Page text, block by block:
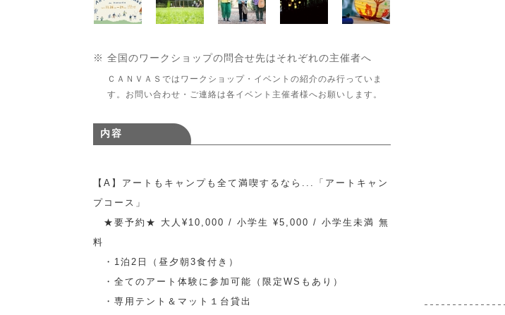
※ 全国のワークショップの問合せ先はそれぞれの主催者へ
ＣＡＮＶＡＳではワークショップ・イベントの紹介のみ行っていま
す。お問い合わせ・ご連絡は各イベント主催者様へお願いします。
内容
【A】アートもキャンプも全て満喫するなら...「アートキャン
プコース」
★要予約★ 大人¥10,000 / 小学生 ¥5,000 / 小学生未満 無
料
・1泊2日（昼夕朝3食付き）
・全てのアート体験に参加可能（限定WSもあり）
・専用テント＆マット１台貸出